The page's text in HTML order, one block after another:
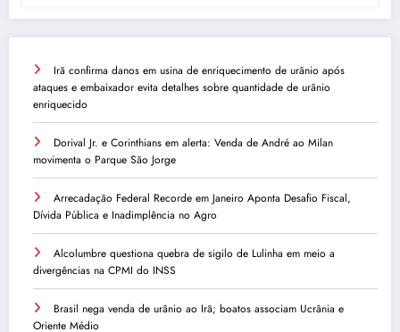
Irã confirma danos em usina de enriquecimento de urânio após
ataques e embaixador evita detalhes sobre quantidade de urânio
enriquecido
Dorival Jr. e Corinthians em alerta: Venda de André ao Milan
movimenta o Parque São Jorge
Arrecadação Federal Recorde em Janeiro Aponta Desafio Fiscal,
Dívida Pública e Inadimplência no Agro
Alcolumbre questiona quebra de sigilo de Lulinha em meio a
divergências na CPMI do INSS
Brasil nega venda de urânio ao Irã; boatos associam Ucrânia e
Oriente Médio